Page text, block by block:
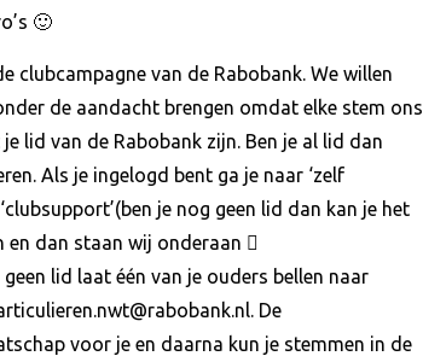
🙂
clubcampagne van de Rabobank. We willen
de aandacht brengen omdat elke stem ons
lid van de Rabobank zijn. Ben je al lid dan
Als je ingelogd bent ga je naar ‘zelf
je nog geen lid dan kan je het
en dan staan wij onderaan 
lid laat één van je ouders bellen naar
De
voor je en daarna kun je stemmen in de